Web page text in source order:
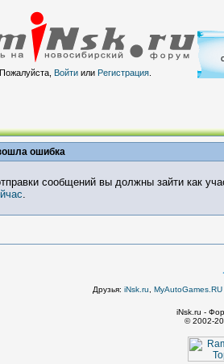
Войтиили Регистрация.
ошибка
сообщений вы должны зайти как
.
Друзья: iNsk.ru
iNsk.ru -
© 2002-